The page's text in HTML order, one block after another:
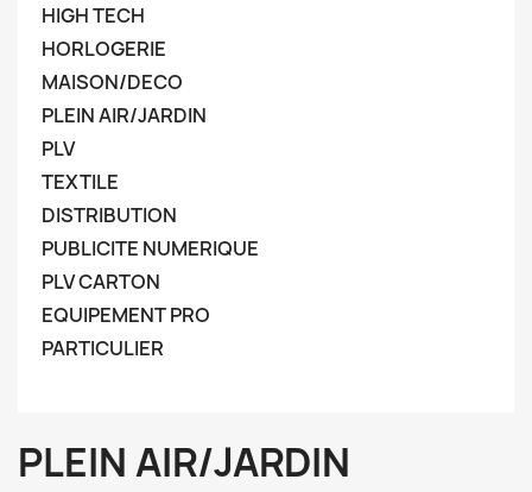
HIGH TECH
HORLOGERIE
MAISON/DECO
PLEIN AIR/JARDIN
PLV
TEXTILE
DISTRIBUTION
PUBLICITE NUMERIQUE
PLV CARTON
EQUIPEMENT PRO
PARTICULIER
PLEIN AIR/JARDIN